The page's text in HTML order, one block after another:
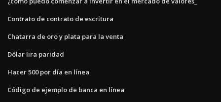
Contrato de contrato de escritura
Chatarra de oro y plata para la venta
Dólar lira paridad
Hacer 500 por día en línea
Código de ejemplo de banca en línea